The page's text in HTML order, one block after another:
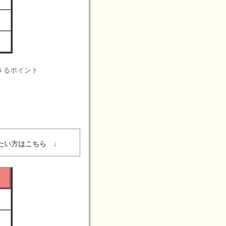
ポイント
い方はこちら ↓